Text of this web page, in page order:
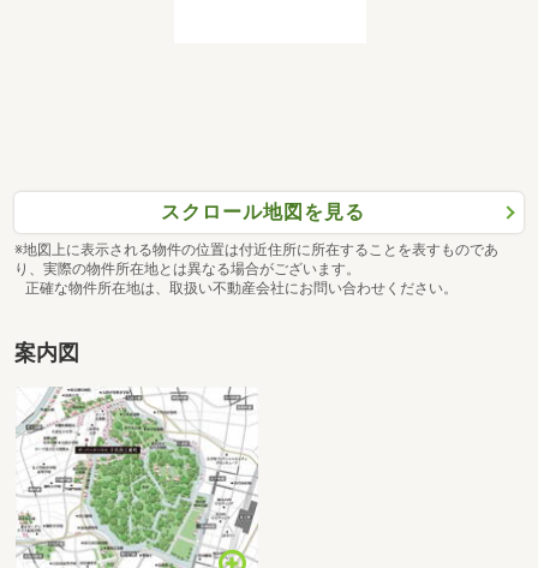
スクロール地図を見る
※地図上に表示される物件の位置は付近住所に所在することを表すものであ
り、実際の物件所在地とは異なる場合がございます。
正確な物件所在地は、取扱い不動産会社にお問い合わせください。
案内図